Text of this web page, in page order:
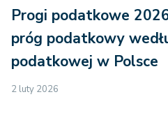
Progi podatkowe
próg podatkowy
podatkowej w Polsce
2 luty 2026